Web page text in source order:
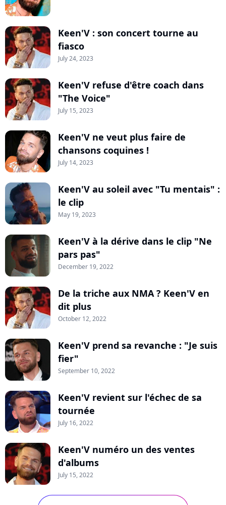
Keen'V : son concert tourne au
fiasco
July 24, 2023
Keen'V refuse d'être coach dans
"The Voice"
July 15, 2023
Keen'V ne veut plus faire de
chansons coquines !
July 14, 2023
Keen'V au soleil avec "Tu mentais" :
le clip
May 19, 2023
Keen'V à la dérive dans le clip "Ne
pars pas"
December 19, 2022
De la triche aux NMA ? Keen'V en
dit plus
October 12, 2022
Keen'V prend sa revanche : "Je suis
fier"
September 10, 2022
Keen'V revient sur l'échec de sa
tournée
July 16, 2022
Keen'V numéro un des ventes
d'albums
July 15, 2022